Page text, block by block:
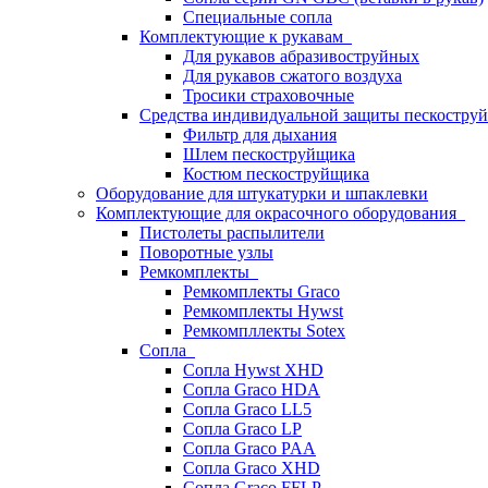
Специальные сопла
Комплектующие к рукавам
Для рукавов абразивоструйных
Для рукавов сжатого воздуха
Тросики страховочные
Средства индивидуальной защиты
Фильтр для дыхания
Шлем пескоструйщика
Костюм пескоструйщика
Оборудование для штукатурки и шпаклевки
Комплектующие для окрасочного оборудования
Пистолеты распылители
Поворотные узлы
Ремкомплекты
Ремкомплекты Graco
Ремкомплекты Hywst
Ремкомпллекты Sotex
Сопла
Сопла Hywst XHD
Сопла Graco HDA
Сопла Graco LL5
Сопла Graco LP
Сопла Graco PAA
Сопла Graco XHD